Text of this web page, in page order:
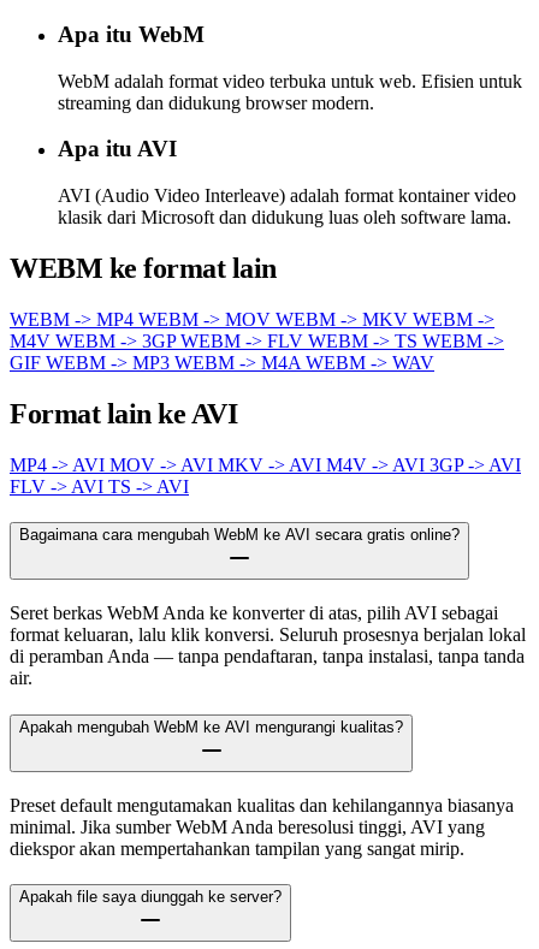
Apa itu WebM
WebM adalah format video terbuka untuk web. Efisien untuk
streaming dan didukung browser modern.
Apa itu AVI
AVI (Audio Video Interleave) adalah format kontainer video
klasik dari Microsoft dan didukung luas oleh software lama.
WEBM ke format lain
WEBM -> MP4 WEBM -> MOV WEBM -> MKV WEBM ->
M4V WEBM -> 3GPWEBM -> FLV WEBM -> TS WEBM ->
GIF WEBM -> MP3 WEBM -> M4A WEBM -> WAV
Format lain ke AVI
MP4 -> AVI MOV -> AVI MKV -> AVI M4V -> AVI 3GP -> AVI
FLV -> AVI TS -> AVI
Bagaimana cara mengubah WebM ke AVI secara gratis online?
Seret berkas WebM Anda ke konverter di atas, pilih AVI sebagai
format keluaran, lalu klik konversi. Seluruh prosesnya berjalan lokal
di peramban Anda — tanpa pendaftaran, tanpa instalasi, tanpa tanda
air.
Apakah mengubah WebM ke AVI mengurangi kualitas?
Preset default mengutamakan kualitas dan kehilangannya biasanya
minimal. Jika sumber WebM Anda beresolusi tinggi, AVI yang
diekspor akan mempertahankan tampilan yang sangat mirip.
Apakah file saya diunggah ke server?